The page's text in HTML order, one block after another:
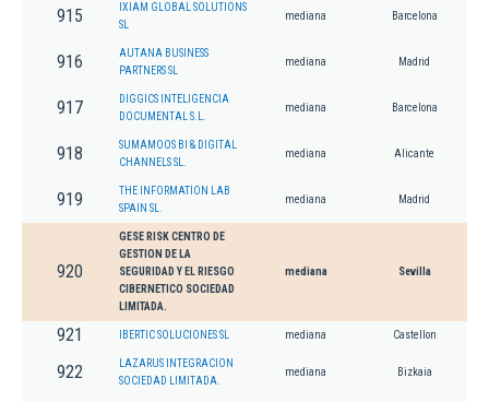
915
IXIAM GLOBAL SOLUTIONS
SL
mediana Barcelona
916
AUTANA BUSINESS
PARTNERS SL
mediana Madrid
917
DIGGICS INTELIGENCIA
DOCUMENTAL S.L.
mediana Barcelona
918
SUMAMOOS BI & DIGITAL
CHANNELS SL.
mediana Alicante
919
THE INFORMATION LAB
SPAIN SL.
mediana Madrid
920
GESE RISK CENTRO DE
GESTION DE LA
SEGURIDAD Y EL RIESGO
CIBERNETICO SOCIEDAD
LIMITADA.
mediana Sevilla
921 IBERTIC SOLUCIONES SL mediana Castellon
922
LAZARUS INTEGRACION
SOCIEDAD LIMITADA.
mediana Bizkaia